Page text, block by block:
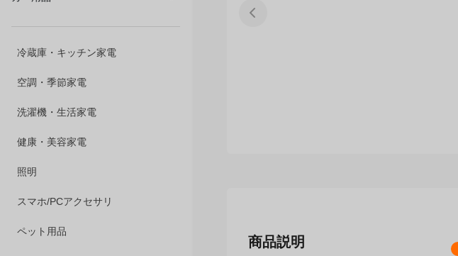
カー用品
冷蔵庫・キッチン家電
空調・季節家電
洗濯機・生活家電